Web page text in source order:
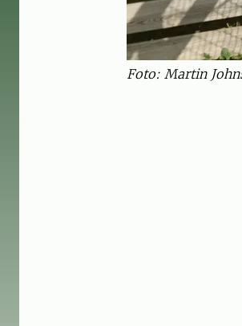
Foto: Martin